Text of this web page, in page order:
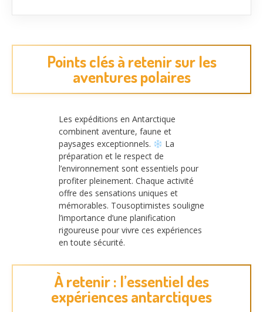
Points clés à retenir sur les
aventures polaires
Les expéditions en Antarctique
combinent aventure, faune et
paysages exceptionnels.
La
préparation et le respect de
l’environnement sont essentiels pour
profiter pleinement. Chaque activité
offre des sensations uniques et
mémorables. Tousoptimistes souligne
l’importance d’une planification
rigoureuse pour vivre ces expériences
en toute sécurité.
À retenir : l’essentiel des
expériences antarctiques